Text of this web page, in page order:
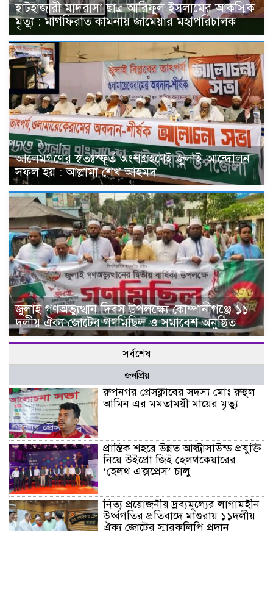
হাটহাজারী মাদরাসা ছাত্র আরিফুল ইসলামের আকস্মিক
মৃত্যু : মাগফিরাত কামনায় জামেয়ার মহাপরিচালক
আলেমগণের স্বতঃস্ফূর্ত অংশগ্রহণেই জুলাই আন্দোলন
সফল হয় : আল্লামা শেখ আহমদ
জুলাই গণঅভ্যুত্থান দিবস উপলক্ষ্যে কোম্পানীগঞ্জে ১১
দলীয় ঐক্য জোটের গণমিছিল ও সমাবেশ অনুষ্ঠিত
সর্বশেষ
জনপ্রিয়
রুপনগর প্রেসক্লাবের সদস্য মোঃ রুহুল
আমিন এর মমতাময়ী মায়ের মৃত্যু
প্রান্তিক শহরে উন্নত আল্ট্রাসাউন্ড প্রযুক্তি
নিয়ে উইপ্রো জিই হেলথকেয়ারের
‘হেলথ এক্সপ্রেস’ চালু
নিত্য প্রয়োজনীয় দ্রব্যমূল্যের লাগামহীন
উর্ধ্বগতির প্রতিবাদে মাগুরায় ১১দলীয়
ঐক্য জোটের স্মারকলিপি প্রদান